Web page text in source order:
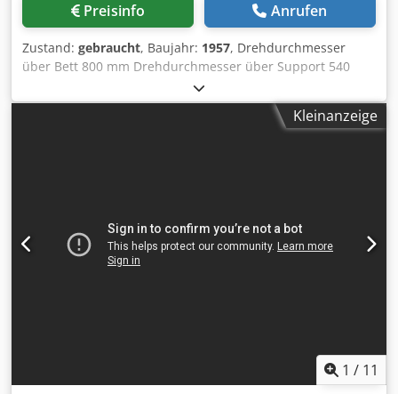
Preisinfo Anrufen
Zustand: gebraucht, Baujahr: 1957, Drehdurchmesser
über Bett 800 mm Drehdurchmesser über Support 540
mm Drehlänge 4000 mm Spitzenhöhe 400 mm
Spitzenweite 4000 mm Spindeldrehzahlen 9 - 1140 U/min
Spindeldurchlass 96 mm Maschinengewicht ca. 8,5 t
Kühlmitteleinrichtung Dsdexwp Ehspfx Aqcswa
Kleinanzeige
1 / 11